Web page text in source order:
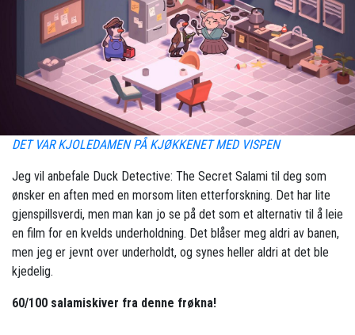
DET VAR KJOLEDAMEN PÅ KJØKKENET MED VISPEN
Jeg vil anbefale Duck Detective: The Secret Salami til deg som
ønsker en aften med en morsom liten etterforskning. Det har lite
gjenspillsverdi, men man kan jo se på det som et alternativ til å leie
en film for en kvelds underholdning. Det blåser meg aldri av banen,
men jeg er jevnt over underholdt, og synes heller aldri at det ble
kjedelig.
60/100 salamiskiver fra denne frøkna!